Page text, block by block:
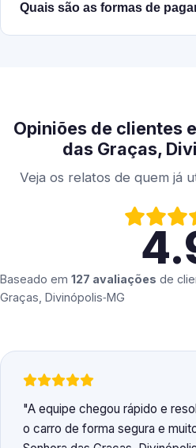
Quais são as formas de
Opiniões de clientes
das Graças,
Veja os relatos de quem já
Baseado em 127 avaliações de
Graças, Divinópolis‑MG
A equipe chegou rápido e
o carro de forma segura e